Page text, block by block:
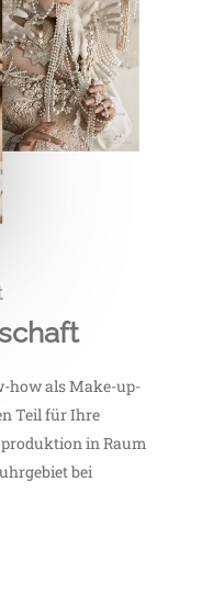
how als Make-up-
Teil für Ihre
in Raum
bei